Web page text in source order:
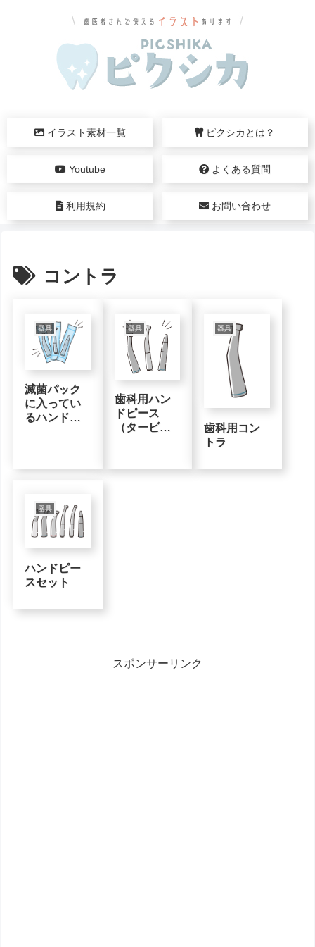
イラスト素材一覧 ピクシカとは？
Youtube よくある質問
利用規約 お問い合わせ
コントラ
器具
滅菌パック
に入ってい
るハンドピ
器具
歯科用ハン
ドピース
（タービ
ート）
器具
歯科用コン
トラ
器具
ハンドピー
スセット
スポンサーリンク